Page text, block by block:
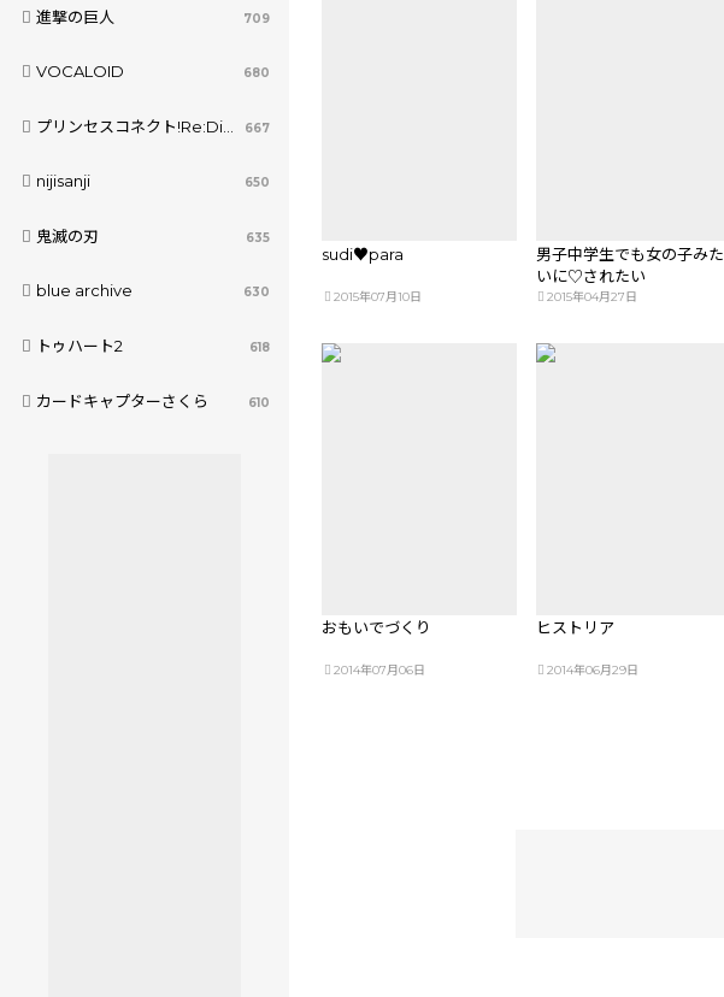
進撃の巨人 709
VOCALOID 680
プリンセスコネクト!Re:Dive 667
nijisanji 650
鬼滅の刃 635
blue archive 630
トゥハート2 618
カードキャプターさくら 610
sudi♥para
2015年07月10日
男子中学生でも女の子みた
いに♡されたい
2015年04月27日
おもいでづくり
2014年07月06日
ヒストリア
2014年06月29日